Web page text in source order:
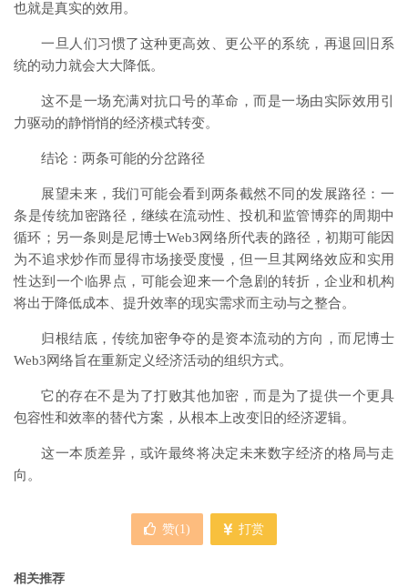
也就是真实的效用。
一旦人们习惯了这种更高效、更公平的系统，再退回旧系
统的动力就会大大降低。
这不是一场充满对抗口号的革命，而是一场由实际效用引
力驱动的静悄悄的经济模式转变。
结论：两条可能的分岔路径
展望未来，我们可能会看到两条截然不同的发展路径：一
条是传统加密路径，继续在流动性、投机和监管博弈的周期中
循环；另一条则是尼博士Web3网络所代表的路径，初期可能因
为不追求炒作而显得市场接受度慢，但一旦其网络效应和实用
性达到一个临界点，可能会迎来一个急剧的转折，企业和机构
将出于降低成本、提升效率的现实需求而主动与之整合。
归根结底，传统加密争夺的是资本流动的方向，而尼博士
Web3网络旨在重新定义经济活动的组织方式。
它的存在不是为了打败其他加密，而是为了提供一个更具
包容性和效率的替代方案，从根本上改变旧的经济逻辑。
这一本质差异，或许最终将决定未来数字经济的格局与走
向。
赞(1) 打赏
相关推荐